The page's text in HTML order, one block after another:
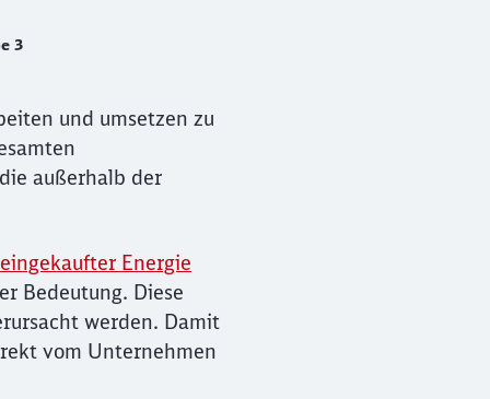
3
und umsetzen zu
außerhalb der
Energie
Bedeutung. Diese
werden. Damit
vom Unternehmen